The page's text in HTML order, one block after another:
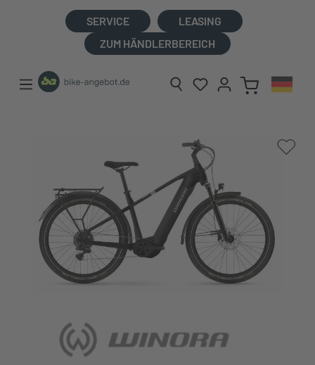
SERVICE
LEASING
ZUM HÄNDLERBEREICH